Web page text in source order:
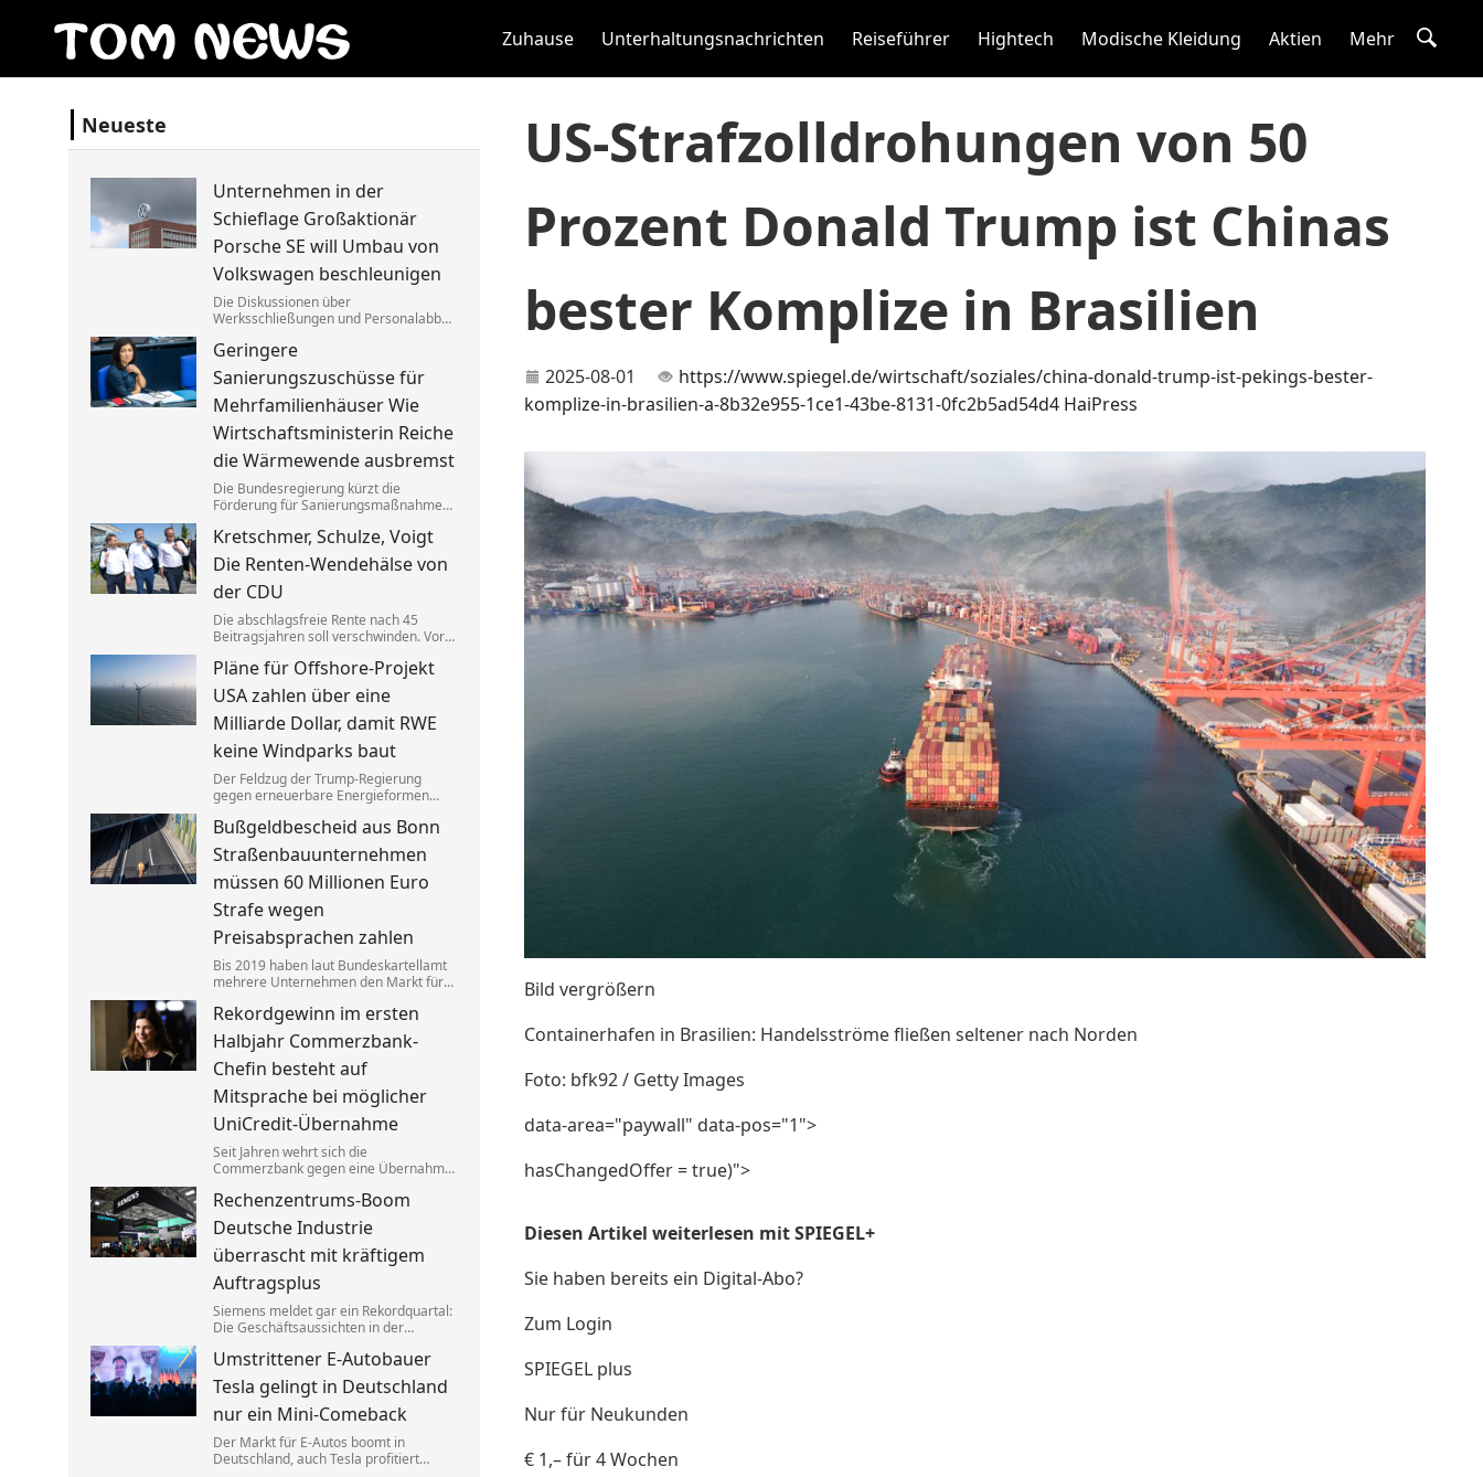
Zuhause Unterhaltungsnachrichten Reiseführer Hightech Modische Kleidung Aktien Mehr
Neueste
Unternehmen in der
Schieflage Großaktionär
Porsche SE will Umbau von
Volkswagen beschleunigen
Die Diskussionen über
Werksschließungen und Personalabbau
Clan zu lange. Die Familie fordert die
Aufgabe von »Denkverboten«.
Geringere
Sanierungszuschüsse für
Mehrfamilienhäuser Wie
Wirtschaftsministerin Reiche
die Wärmewende ausbremst
Die Bundesregierung kürzt die
Förderung für Sanierungsmaßnahmen
Das trifft nicht zuletzt Mieter. Und die
Klimaziele dürften so kaum noch zu
erreichen sein.
Kretschmer, Schulze, Voigt
Die Renten-Wendehälse von
der CDU
Die abschlagsfreie Rente nach 45
Beitragsjahren soll verschwinden. Vor
Dabei vertraten die CDU-
Ministerpräsidenten noch vor Kurzem
das Gegenteil dessen, was sie jetzt
sagen.
Pläne für Offshore-Projekt
USA zahlen über eine
Milliarde Dollar, damit RWE
keine Windparks baut
Der Feldzug der Trump-Regierung
gegen erneuerbare Energieformen
gibt mehrere in den USA geplante
große Windkraftprojekte auf – gegen
eine üppige Entschädigung.
Bußgeldbescheid aus Bonn
Straßenbauunternehmen
müssen 60 Millionen Euro
Strafe wegen
Preisabsprachen zahlen
Bis 2019 haben laut Bundeskartellamt
mehrere Unternehmen den Markt für
aufgeteilt. Um die verbotenen
Absprachen zu verschleiern, wurden
Codewörter verwendet.
Rekordgewinn im ersten
Halbjahr Commerzbank-
Chefin besteht auf
Mitsprache bei möglicher
UniCredit-Übernahme
Seit Jahren wehrt sich die
Commerzbank gegen eine Übernahme
UniCredit. Ein kräftiger Gewinnsprung
sorgt für neues Selbstbewusstsein.
Rechenzentrums-Boom
Deutsche Industrie
überrascht mit kräftigem
Auftragsplus
Siemens meldet gar ein Rekordquartal:
Die Geschäftsaussichten in der
spürbar verbessert. Dahinter stecken
jedoch vor allem Großaufträge, teils
auch aus Übersee.
Umstrittener E-Autobauer
Tesla gelingt in Deutschland
nur ein Mini-Comeback
Der Markt für E-Autos boomt in
Deutschland, auch Tesla profitiert
US-Strafzolldrohungen von 50
Prozent Donald Trump ist Chinas
bester Komplize in Brasilien
2025-08-01
https://www.spiegel.de/wirtschaft/soziales/china-donald-trump-ist-pekings-bester-
komplize-in-brasilien-a-8b32e955-1ce1-43be-8131-0fc2b5ad54d4 HaiPress
Bild vergrößern
Containerhafen in Brasilien: Handelsströme fließen seltener nach Norden
Foto: bfk92 / Getty Images
data-area="paywall" data-pos="1">
hasChangedOffer = true)">
Diesen Artikel weiterlesen mit SPIEGEL+
Sie haben bereits ein Digital-Abo?
Zum Login
SPIEGEL plus
Nur für Neukunden
€ 1,– für 4 Wochen